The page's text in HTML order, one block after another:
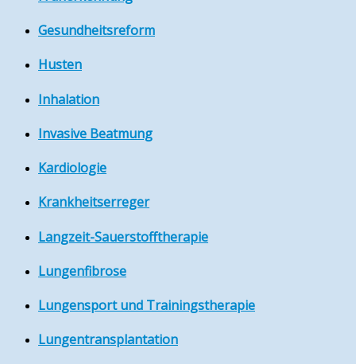
Gesundheitsreform
Husten
Inhalation
Invasive Beatmung
Kardiologie
Krankheitserreger
Langzeit-Sauerstofftherapie
Lungenfibrose
Lungensport und Trainingstherapie
Lungentransplantation